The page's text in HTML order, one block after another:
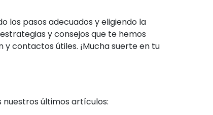
los pasos adecuados y eligiendo la
y consejos que te hemos
contactos útiles. ¡Mucha suerte en tu
últimos artículos: